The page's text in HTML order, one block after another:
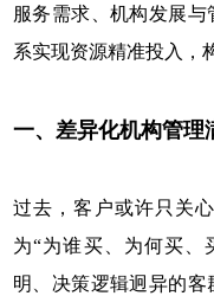
服务需求、机构发展
系实现资源精准投入，
一、差异化机构管理
过去，客户或许只关
为“为谁买、为何买、
明、决策逻辑迥异的